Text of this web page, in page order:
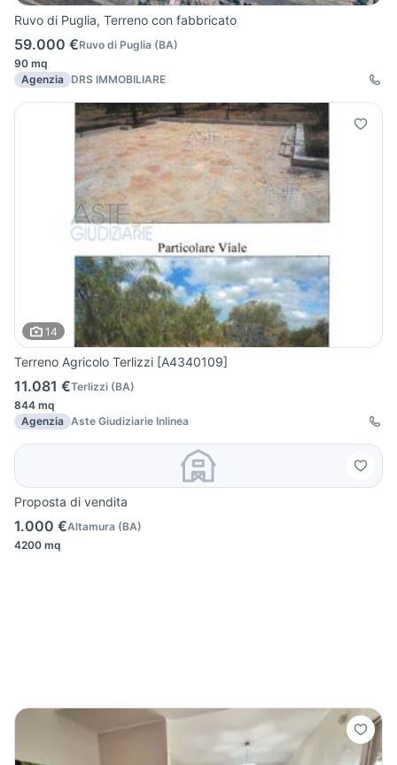
Ruvo di Puglia, Terreno con fabbricato
59.000 €Ruvo di Puglia (BA)
90 mq
Agenzia
DRS IMMOBILIARE
14
Terreno Agricolo Terlizzi [A4340109]
11.081 €Terlizzi (BA)
844 mq
Agenzia Aste Giudiziarie Inlinea
Proposta di vendita
1.000 €Altamura (BA)
4200 mq